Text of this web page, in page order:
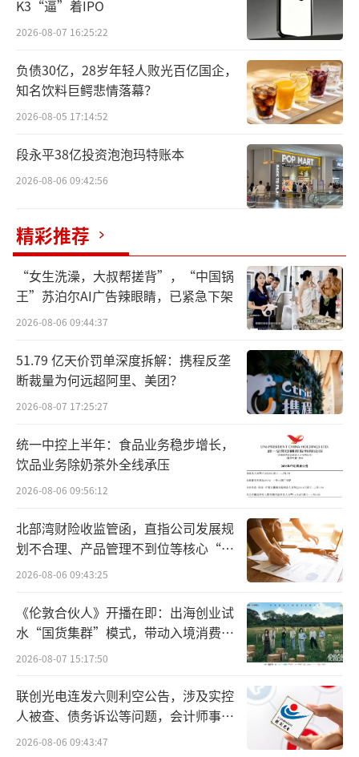
K3“逼”着IPO
2026-08-07 16:25:22
负债30亿，28岁年轻人败光百亿国企，
知名饮料巨鳄悲情落幕？
2026-08-05 17:14:52
段永平38亿投资泡泡玛特账本
2026-08-06 09:42:56
精彩推荐
“女生洗澡，大叔帮搓背”，“中国锅
王”苏泊尔AI广告辣眼睛，已紧急下架
2026-08-06 09:44:37
51.79 亿天价罚单深度拆解：携程反垄
断裁量为何远超阿里、美团？
2026-08-07 17:25:27
统一中控上半年：食品业务稳步增长，
饮品业务除奶茶外全线承压
2026-08-06 09:56:12
北部湾财险收监管函，直指公司发展规
划不合理、产品管理不到位等核心“痛
点”
2026-08-06 09:43:25
《伦敦合伙人》开播在即：出海创业试
水“国货集群”模式，带动入境消费反
向种草
2026-08-07 15:17:50
联创光电连发六则利空公告，涉及实控
人被查、债务诉讼等问题，会计师事务
所曾出具“保留意见”
2026-08-06 09:43:47